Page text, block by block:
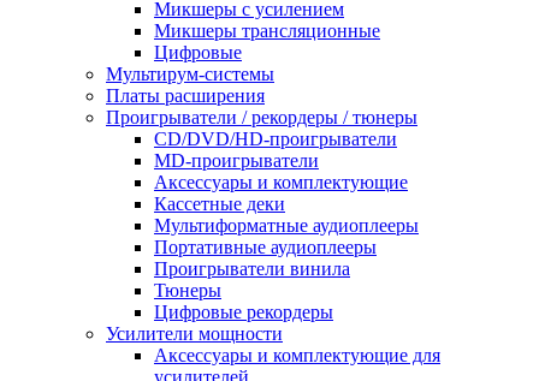
Микшеры с усилением
Микшеры трансляционные
Цифровые
Мультирум-системы
Платы расширения
Проигрыватели / рекордеры / тюнеры
CD/DVD/HD-проигрыватели
MD-проигрыватели
Аксессуары и комплектующие
Кассетные деки
Мультиформатные аудиоплееры
Портативные аудиоплееры
Проигрыватели винила
Тюнеры
Цифровые рекордеры
Усилители мощности
Аксессуары и комплектующие для
усилителей